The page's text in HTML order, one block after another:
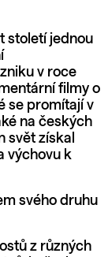
století jednou
v roce
filmy o
se promítají v
na českých
svět získal
výchovu k
svého druhu
z různých